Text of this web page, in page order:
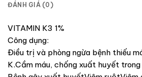
ĐÁNH GIÁ (0)
VITAMIN K3 1%
Công dụng:
Điều trị và phòng ngừa bệnh thiếu
K.Cầm máu, chống xuất huyết